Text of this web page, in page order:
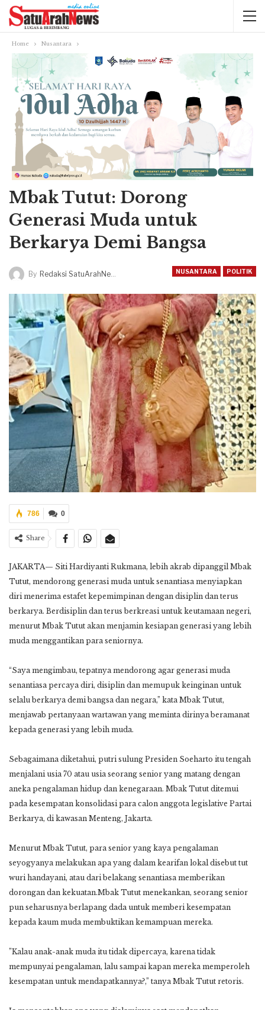
Home Nusantara
Mbak Tutut: Dorong
Generasi Muda untuk
Berkarya Demi Bangsa
NUSANTARA POLITIK
By Redaksi SatuArahNews
0
786
Share
JAKARTA— Siti Hardiyanti Rukmana, lebih akrab dipanggil Mbak
Tutut, mendorong generasi muda untuk senantiasa menyiapkan
diri menerima estafet kepemimpinan dengan disiplin dan terus
berkarya. Berdisiplin dan terus berkreasi untuk keutamaan negeri,
menurut Mbak Tutut akan menjamin kesiapan generasi yang lebih
muda menggantikan para seniornya.
“Saya mengimbau, tepatnya mendorong agar generasi muda
senantiasa percaya diri, disiplin dan memupuk keinginan untuk
selalu berkarya demi bangsa dan negara,” kata Mbak Tutut,
menjawab pertanyaan wartawan yang meminta dirinya beramanat
kepada generasi yang lebih muda.
Sebagaimana diketahui, putri sulung Presiden Soeharto itu tengah
menjalani usia 70 atau usia seorang senior yang matang dengan
aneka pengalaman hidup dan kenegaraan. Mbak Tutut ditemui
pada kesempatan konsolidasi para calon anggota legislative Partai
Berkarya, di kawasan Menteng, Jakarta.
Menurut Mbak Tutut, para senior yang kaya pengalaman
seyogyanya melakukan apa yang dalam kearifan lokal disebut tut
wuri handayani, atau dari belakang senantiasa memberikan
dorongan dan kekuatan.Mbak Tutut menekankan, seorang senior
pun seharusnya berlapang dada untuk memberi kesempatan
kepada kaum muda membuktikan kemampuan mereka.
”Kalau anak-anak muda itu tidak dipercaya, karena tidak
mempunyai pengalaman, lalu sampai kapan mereka memperoleh
kesempatan untuk mendapatkannya?,” tanya Mbak Tutut retoris.